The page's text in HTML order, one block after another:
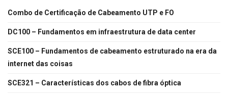
Combo de Certificação de Cabeamento UTP e FO
DC100 – Fundamentos em infraestrutura de data center
SCE100 – Fundamentos de cabeamento estruturado na era da
internet das coisas
SCE321 – Características dos cabos de fibra óptica